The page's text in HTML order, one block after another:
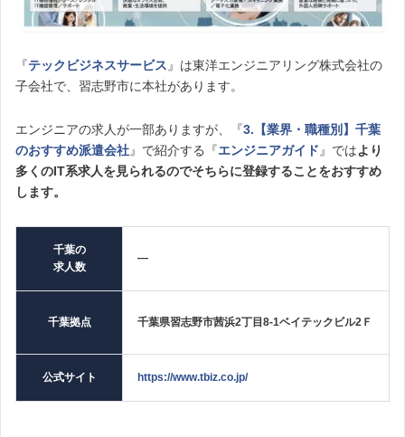
『テックビジネスサービス』は東洋エンジニアリング株式会社の
子会社で、習志野市に本社があります。
エンジニアの求人が一部ありますが、『3.【業界・職種別】千葉
のおすすめ派遣会社』で紹介する『エンジニアガイド』ではより
多くのIT系求人を見られるのでそちらに登録することをおすすめ
します。
千葉の
求人数
—
千葉拠点 千葉県習志野市茜浜2丁目8-1ベイテックビル2Ｆ
公式サイト https://www.tbiz.co.jp/